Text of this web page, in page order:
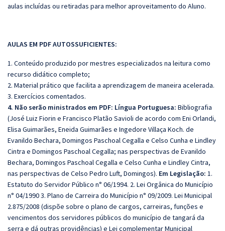
aulas incluídas ou retiradas para melhor aproveitamento do Aluno.
AULAS EM PDF AUTOSSUFICIENTES:
1. Conteúdo produzido por mestres especializados na leitura como
recurso didático completo;
2. Material prático que facilita a aprendizagem de maneira acelerada.
3. Exercícios comentados.
4. Não serão ministrados em PDF: Língua Portuguesa: Bibliografia
(José Luiz Fiorin e Francisco Platão Savioli de acordo com Eni Orlandi,
Elisa Guimarães, Eneida Guimarães e Ingedore Villaça Koch. de
Evanildo Bechara, Domingos Paschoal Cegalla e Celso Cunha e Lindley
Cintra e Domingos Paschoal Cegalla; nas perspectivas de Evanildo
Bechara, Domingos Paschoal Cegalla e Celso Cunha e Lindley Cintra,
nas perspectivas de Celso Pedro Luft, Domingos). Em Legislação: 1.
Estatuto do Servidor Público n° 06/1994. 2. Lei Orgânica do Município
n° 04/1990 3. Plano de Carreira do Município n° 09/2009. Lei Municipal
2.875/2008 (dispõe sobre o plano de cargos, carreiras, funções e
vencimentos dos servidores públicos do município de tangará da
serra e dá outras providências) e Lei complementar Municipal